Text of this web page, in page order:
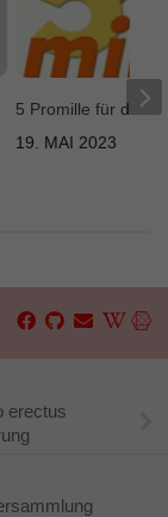
5 Promille für den
19. MAI 2023
erectus